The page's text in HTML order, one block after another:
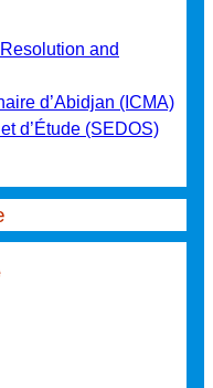
and
d’Abidjan (ICMA)
d’Étude (SEDOS)